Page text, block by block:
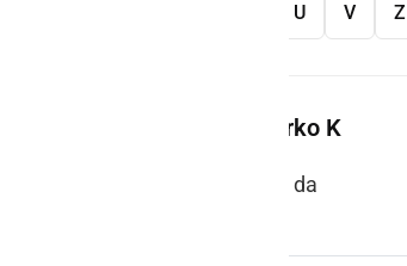
U V Z
Več besed na črko K
da